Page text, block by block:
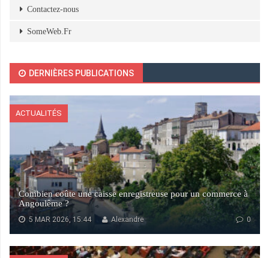
Contactez-nous
SomeWeb.Fr
DERNIÈRES PUBLICATIONS
ACTUALITÉS
Combien coûte une caisse enregistreuse pour un commerce à
Angoulême ?
5 MAR 2026, 15:44 0
Alexandre